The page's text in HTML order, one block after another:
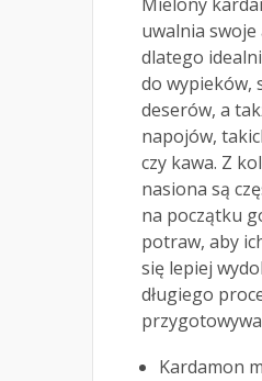
uwalnia
dlatego
do wypieków,
deserów, a
napojów,
czy kawa. Z
nasiona są
na początku
potraw, aby
się lepiej
długiego
Kardamon